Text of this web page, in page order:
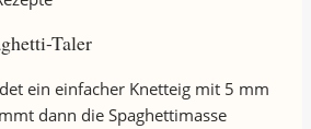
Taler
ein einfacher Knetteig mit 5 mm
dann die Spaghettimasse